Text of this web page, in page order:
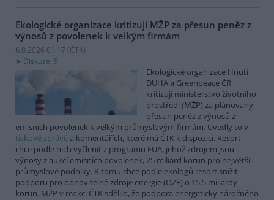
Ekologické organizace kritizují MŽP za přesun peněz z
výnosů z povolenek k velkým firmám
6.8.2026 01:17 (ČTK)
Diskuse: 9
Ekologické organizace Hnutí
DUHA a Greenpeace ČR
kritizují ministerstvo životního
prostředí (MŽP) za plánovaný
přesun peněz z výnosů z
emisních povolenek k velkým průmyslovým firmám. Uvedly to v
tiskové zprávě a komentářích, které má ČTK k dispozici. Resort
chce podle nich vyčlenit z programu EUA, jehož zdrojem jsou
výnosy z aukcí emisních povolenek, 25 miliard korun pro největší
průmyslové podniky. K tomu chce podle ekologů resort snížit
podporu pro obnovitelné zdroje energie (OZE) o 15,5 miliardy
korun. MŽP v reakci ČTK sdělilo, že podpora energeticky náročného